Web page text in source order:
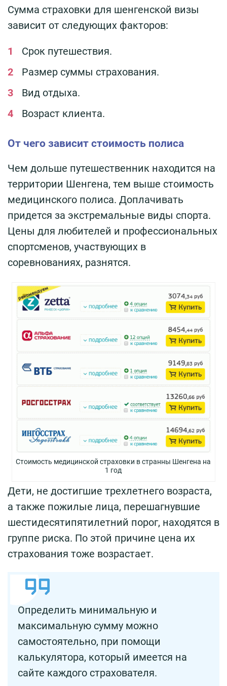
Сумма страховки для шенгенской визы
зависит от следующих факторов:
Срок путешествия.
Размер суммы страхования.
Вид отдыха.
Возраст клиента.
От чего зависит стоимость полиса
Чем дольше путешественник находится на
территории Шенгена, тем выше стоимость
медицинского полиса. Доплачивать
придется за экстремальные виды спорта.
Цены для любителей и профессиональных
спортсменов, участвующих в
соревнованиях, разнятся.
Стоимость медицинской страховки в странны Шенгена на
1 год
Дети, не достигшие трехлетнего возраста,
а также пожилые лица, перешагнувшие
шестидесятипятилетний порог, находятся в
группе риска. По этой причине цена их
страхования тоже возрастает.
Определить минимальную и
максимальную сумму можно
самостоятельно, при помощи
калькулятора, который имеется на
сайте каждого страхователя.